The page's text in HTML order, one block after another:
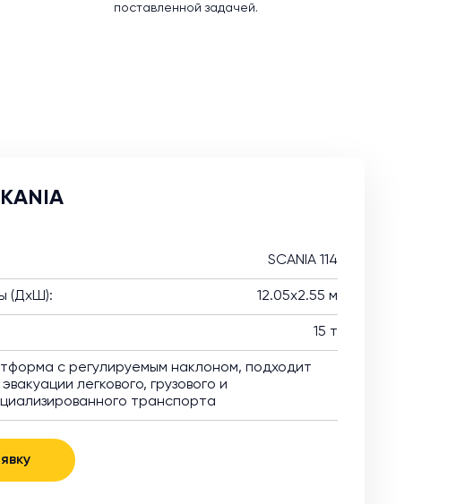
поставленной задачей.
SCANIA 114
(ДхШ): 12.05х2.55 м
15 т
с регулируемым наклоном, подходит
легкового, грузового и
транспорта
заявку